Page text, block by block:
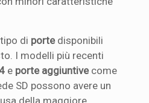
di portedisponibili
I modelli più recenti
e porte aggiuntivecome
SD possono avere un
della maggiore